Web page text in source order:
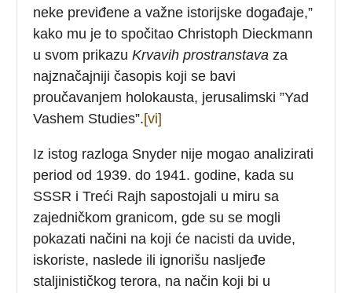
neke previđene a važne istorijske događaje,”
kako mu je to spočitao Christoph Dieckmann
u svom prikazuKrvavih prostranstava za
najznačajniji časopis koji se bavi
proučavanjem holokausta, jerusalimski ”Yad
Vashem Studies”.[vi]
Iz istog razloga Snyder nije mogao analizirati
period od 1939. do 1941. godine, kada su
SSSR i Treći Rajh sapostojali u miru sa
zajedničkom granicom, gde su se mogli
pokazati načini na koji će nacisti da uvide,
iskoriste, naslede ili ignorišu nasljeđe
staljinističkog terora, na način koji bi u